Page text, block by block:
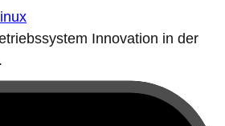
Innovation in der